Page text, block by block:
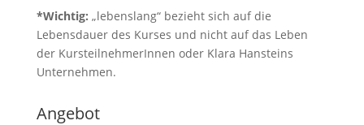
*Wichtig: „lebenslang“ bezieht sich auf die
Lebensdauer des Kurses und nicht auf das Leben
der KursteilnehmerInnen oder Klara Hansteins
Unternehmen.
Angebot